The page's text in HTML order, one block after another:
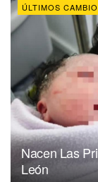
ÚLTIMOS
Nacen Las
León